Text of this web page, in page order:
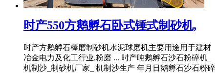
时产550方鹅孵石卧式锤式制砂机,
时产方鹅孵石棒磨制砂机水泥球磨机主要用途用于建材
冶金电力及化工行业,粉磨 ... 时产吨鹅孵石沙石粉碎机_
机制沙_制砂机厂家_ 机制沙生产 年月日鹅孵石沙石粉碎